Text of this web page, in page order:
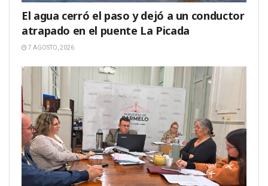
El agua cerró el paso y dejó a un conductor
atrapado en el puente La Picada
7 AGOSTO, 2026